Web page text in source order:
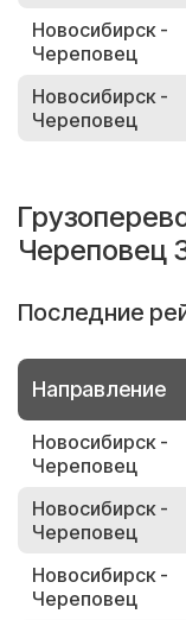
Новосибирск -
Череповец
Новосибирск -
Череповец
Череповец
Последние
Направление
Новосибирск -
Череповец
Новосибирск -
Череповец
Новосибирск -
Череповец